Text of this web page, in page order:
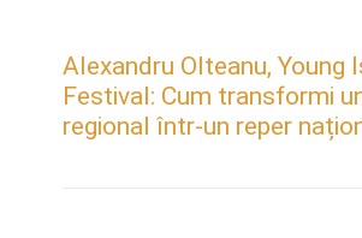
Alexandru Olteanu, Young
Festival: Cum transformi
regional într-un reper